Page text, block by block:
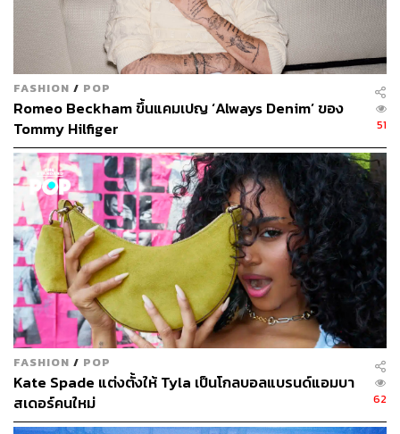
แอนนา วินทัวร์ บรรณาธิการบริหารนิตยสารVogueอเมริกา
และ อาร์ทิสติก ไดเรกเตอร์ บริษัท Condé Nast
FASHION / POP
Romeo Beckham ขึ้นแคมเปญ ‘Always Denim’ ของ
Tommy Hilfiger
51
FASHION / POP
Kate Spade แต่งตั้งให้ Tyla เป็นโกลบอลแบรนด์แอมบา
สเดอร์คนใหม่
62